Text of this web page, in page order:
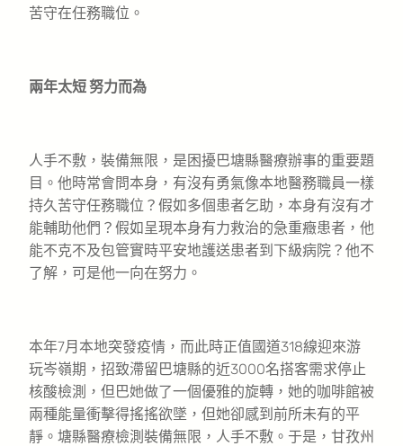
苦守在任務職位。
兩年太短 努力而為
人手不敷，裝備無限，是困擾巴塘縣醫療辦事的重要題
目。他時常會問本身，有沒有勇氣像本地醫務職員一樣
持久苦守任務職位？假如多個患者乞助，本身有沒有才
能輔助他們？假如呈現本身有力救治的急重癥患者，他
能不克不及包管實時平安地護送患者到下級病院？他不
了解，可是他一向在努力。
本年7月本地突發疫情，而此時正值國道318線迎來游
玩岑嶺期，招致滯留巴塘縣的近3000名搭客需求停止
核酸檢測，但巴她做了一個優雅的旋轉，她的咖啡館被
兩種能量衝擊得搖搖欲墜，但她卻感到前所未有的平
靜。塘縣醫療檢測裝備無限，人手不敷。于是，甘孜州